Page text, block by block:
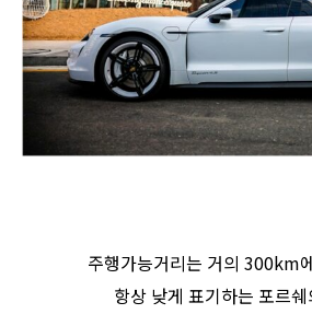
주행가능거리는 거의 300km
항상 낮게 표기하는 포르